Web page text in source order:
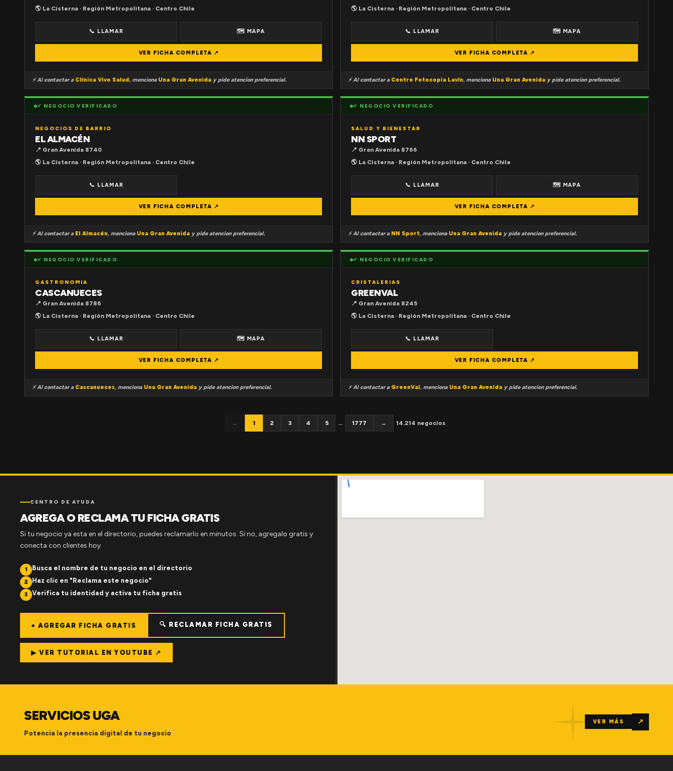
🌎 La Cisterna · Región Metropolitana · Centro Chile
📞 LLAMAR 🗺 MAPA
VER FICHA COMPLETA ↗
⚡ Al contactar a Clínica Vivo Salud, menciona Una Gran Avenida y pide atencion preferencial.
🌎 La Cisterna · Región Metropolitana · Centro Chile
📞 LLAMAR 🗺 MAPA
VER FICHA COMPLETA ↗
⚡ Al contactar a Centro Fotocopia Lavín, menciona Una Gran Avenida y pide atencion preferencial.
✔ NEGOCIO VERIFICADO
NEGOCIOS DE BARRIO
EL ALMACÉN
📍 Gran Avenida 8740
🌎 La Cisterna · Región Metropolitana · Centro Chile
📞 LLAMAR
VER FICHA COMPLETA ↗
⚡ Al contactar a El Almacén, menciona Una Gran Avenida y pide atencion preferencial.
✔ NEGOCIO VERIFICADO
SALUD Y BIENESTAR
NN SPORT
📍 Gran Avenida 8766
🌎 La Cisterna · Región Metropolitana · Centro Chile
📞 LLAMAR 🗺 MAPA
VER FICHA COMPLETA ↗
⚡ Al contactar a NN Sport, menciona Una Gran Avenida y pide atencion preferencial.
✔ NEGOCIO VERIFICADO
GASTRONOMIA
CASCANUECES
📍 Gran Avenida 8786
🌎 La Cisterna · Región Metropolitana · Centro Chile
📞 LLAMAR 🗺 MAPA
VER FICHA COMPLETA ↗
⚡ Al contactar a Cascanueces, menciona Una Gran Avenida y pide atencion preferencial.
✔ NEGOCIO VERIFICADO
CRISTALERIAS
GREENVAL
📍 Gran Avenida 8245
🌎 La Cisterna · Región Metropolitana · Centro Chile
📞 LLAMAR
VER FICHA COMPLETA ↗
⚡ Al contactar a GreenVal, menciona Una Gran Avenida y pide atencion preferencial.
← 1 2 3 4 5 ... 1777 → 14.214 negocios
CENTRO DE AYUDA
AGREGA O RECLAMA TU FICHA GRATIS
Si tu negocio ya esta en el directorio, puedes reclamarlo en minutos. Si no, agregalo gratis y
conecta con clientes hoy.
1 Busca el nombre de tu negocio en el directorio
2 Haz clic en "Reclama este negocio"
3 Verifica tu identidad y activa tu ficha gratis
+ AGREGAR FICHA GRATIS 🔍 RECLAMAR FICHA GRATIS
▶ VER TUTORIAL EN YOUTUBE ↗
SERVICIOS UGA
Potencia la presencia digital de tu negocio
VER MÁS ↗